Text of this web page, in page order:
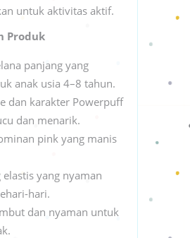
untuk aktivitas aktif.
Produk
panjang yang
anak usia 4–8 tahun.
dan karakter Powerpuff
dan menarik.
pink yang manis
elastis yang nyaman
hari.
dan nyaman untuk